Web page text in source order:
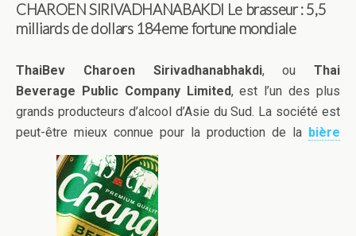
CHAROEN SIRIVADHANABAKDI Le brasseur : 5,5
milliards de dollars 184eme fortune mondiale
ThaiBev Charoen Sirivadhanabhakdi, ou Thai
Beverage Public Company Limited, est l’un des plus
grands producteurs d’alcool d’Asie du Sud. La société est
peut-être mieux connue pour la production de la bière